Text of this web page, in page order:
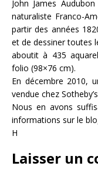
John James
naturaliste Franco-
partir des années
et de dessiner toutes
aboutit à 435
folio (98×76 cm).
En décembre 2010,
vendue chez
Nous en avons
informations sur le
H
Laisser un